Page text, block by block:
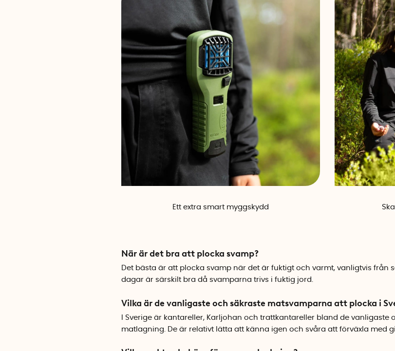
Ett extra smart myggskydd
När är det bra att plocka svamp?
Det bästa är att plocka svamp när det är fuktigt och varmt, vanligtvis från
dagar är särskilt bra då svamparna trivs i fuktig jord.
Vilka är de vanligaste och säkraste matsvamparna att plocka i
I Sverige är kantareller, Karljohan och trattkantareller bland de vanligaste
matlagning. De är relativt lätta att känna igen och svåra att förväxla med